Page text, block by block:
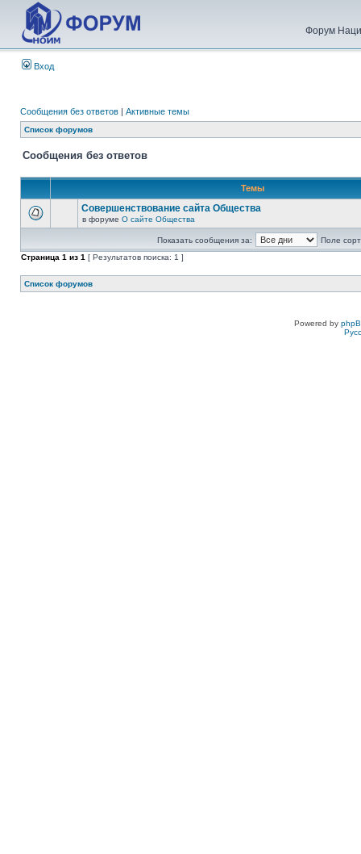
Форум
Вход
Сообщения без ответов | Активные темы
Список форумов
Сообщения без ответов
Темы
Совершенствование сайта Общества
в форуме О сайте Общества
Показать сообщения за:
Поле
Страница 1 из 1 [ Результатов поиска: 1 ]
Список форумов
Powered by